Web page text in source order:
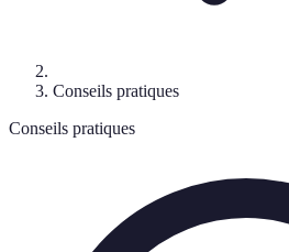
Conseils pratiques
Conseils pratiques